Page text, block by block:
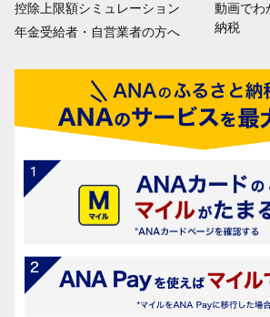
控除上限額シミュレーション
年金受給者・自営業者の方へ
動画でわ
納税